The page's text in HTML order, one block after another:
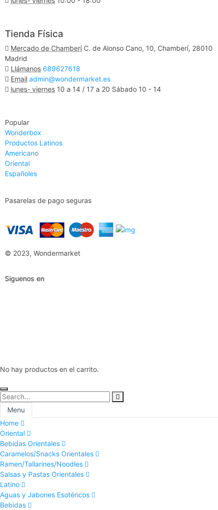
Tienda Física
Mercado de Chamberí C. de Alonso Cano, 10, Chamberí, 28010
Madrid
Llámanos 689627618
Email admin@wondermarket.es
lunes- viernes 10 a 14 / 17 a 20 Sábado 10 - 14
Popular
Wonderbox
Productos Latinos
Americano
Oriental
Españoles
Pasarelas de pago seguras
© 2023, Wondermarket
Siguenos en
No hay productos en el carrito.
Menu
Home
Oriental
Bebidas Orientales
Caramelos/Snacks Orientales
Ramen/Tallarines/Noodles
Salsas y Pastas Orientales
Latino
Aguas y Jabones Esotéricos
Bebidas